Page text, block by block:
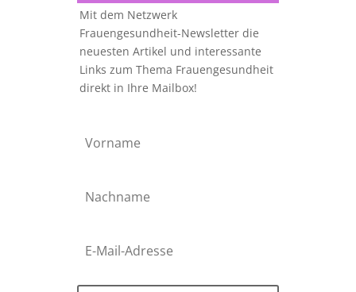
Mit dem Netzwerk
Frauengesundheit-Newsletter die
neuesten Artikel und interessante
Links zum Thema Frauengesundheit
direkt in Ihre Mailbox!